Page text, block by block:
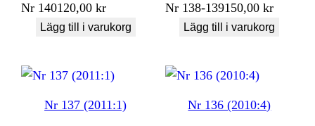
Nr 140120,00kr
Lägg till i varukorg
Nr 138-139150,00kr
Lägg till i varukorg
Nr 137 (2011:1) Nr 136 (2010:4)